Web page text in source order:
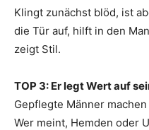
Klingt zunächst blöd, ist
die Tür auf, hilft in den
zeigt Stil.
TOP 3: Er legt Wert auf
Gepflegte Männer
Wer meint, Hemden oder